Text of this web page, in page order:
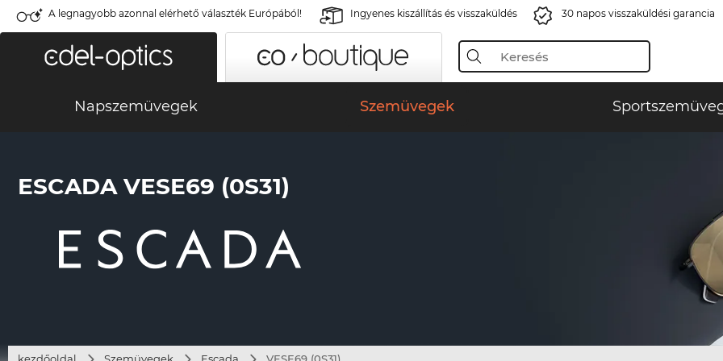
A legnagyobb azonnal elérhető választék Európából! Ingyenes kiszállítás és visszaküldés 30 napos visszaküldési garancia
Napszemüvegek Szemüvegek
ESCADA VESE69 (0S31)